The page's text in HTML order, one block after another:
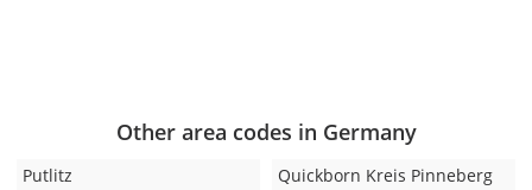
Other area codes in Germany
Putlitz Quickborn Kreis Pinneberg